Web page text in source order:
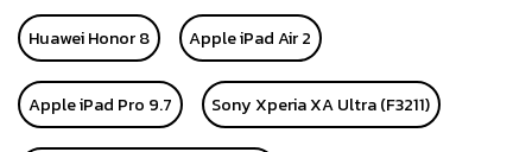
Huawei Honor 8 Apple iPad Air 2
Apple iPad Pro 9.7 Sony Xperia XA Ultra (F3211)